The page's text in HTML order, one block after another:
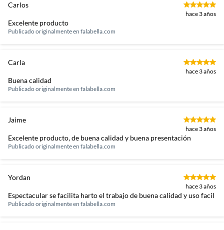
Carlos
hace 3 años
Excelente producto
Publicado originalmente en falabella.com
Carla
hace 3 años
Buena calidad
Publicado originalmente en falabella.com
Jaime
hace 3 años
Excelente producto, de buena calidad y buena presentación
Publicado originalmente en falabella.com
Yordan
hace 3 años
Espectacular se facilita harto el trabajo de buena calidad y uso facil
Publicado originalmente en falabella.com